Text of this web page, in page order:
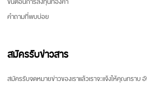
คำถามที่พบบ่อย
สมัครรับข่าวสาร
สมัครรับจดหมายข่าวของเราแล้วเราจะแจ้งให้คุณทราบ